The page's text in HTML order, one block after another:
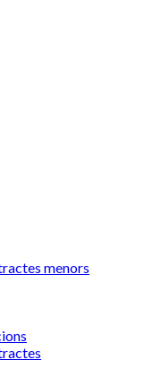
menors